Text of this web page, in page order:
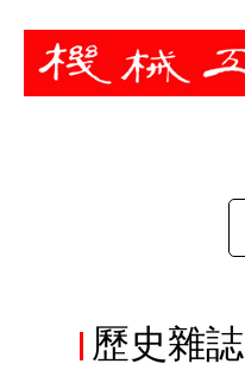
暫停
歷史雜誌